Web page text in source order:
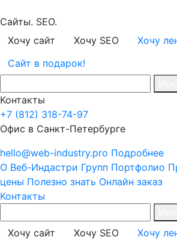
Сайты. SEO.
Хочу сайт
Хочу SEO
Хочу
Сайт в подарок!
Контакты
+7 (812) 318-74-97
Офис в Санкт-Петербурге
hello@web-industry.pro Подробнее
О Веб-Индастри Групп Портфолио
цены Полезно знать Онлайн заказ
Контакты
Хочу сайт
Хочу SEO
Хочу